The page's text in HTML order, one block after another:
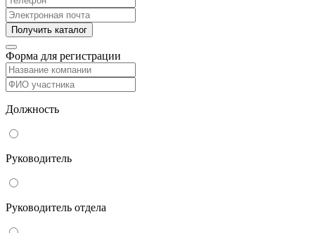
Форма для регистрации
Должность
Руководитель
Руководитель отдела